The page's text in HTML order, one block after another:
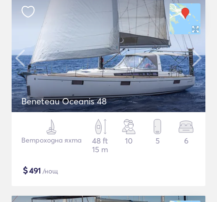
Beneteau Oceanis 48
Ветроходна яхта
48 ft
15 m
10 5 6
$491 /нощ